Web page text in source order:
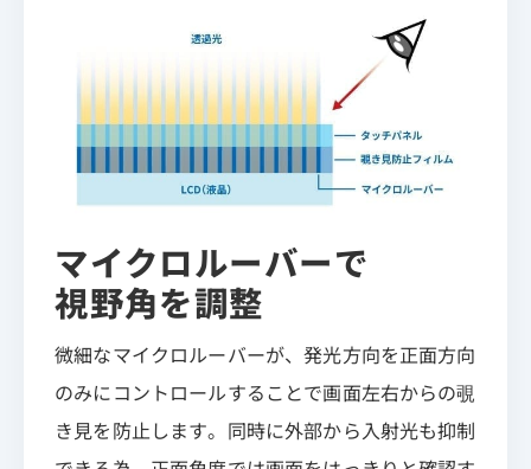
マイクロルーバーで
視野角を調整
微細なマイクロルーバーが、発光方向を正面方向
のみにコントロールすることで画面左右からの覗
き見を防止します。同時に外部から入射光も抑制